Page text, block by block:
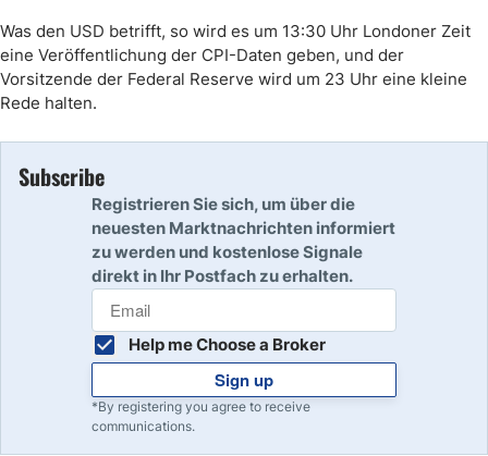
Was den USD betrifft, so wird es um 13:30 Uhr Londoner Zeit
eine Veröffentlichung der CPI-Daten geben, und der
Vorsitzende der Federal Reserve wird um 23 Uhr eine kleine
Rede halten.
Subscribe
Registrieren Sie sich, um über die
neuesten Marktnachrichten informiert
zu werden und kostenlose Signale
direkt in Ihr Postfach zu erhalten.
Help me Choose a Broker
Sign up
*By registering you agree to receive
communications.